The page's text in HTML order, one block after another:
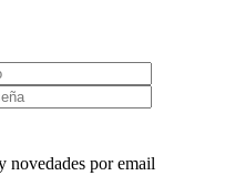
novedades por email